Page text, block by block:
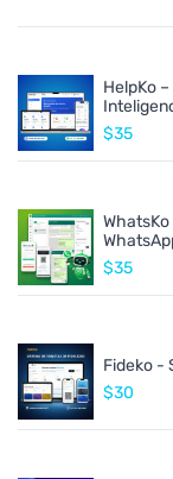
HelpKo
$35
$35
Fideko -
$30